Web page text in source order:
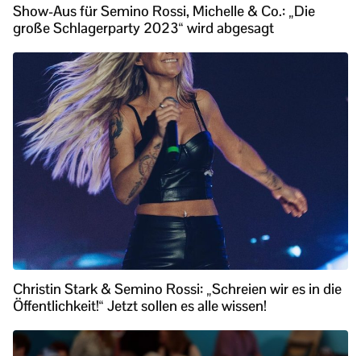
Show-Aus für Semino Rossi, Michelle & Co.: „Die
große Schlagerparty 2023“ wird abgesagt
Christin Stark & Semino Rossi: „Schreien wir es in die
Öffentlichkeit!“ Jetzt sollen es alle wissen!